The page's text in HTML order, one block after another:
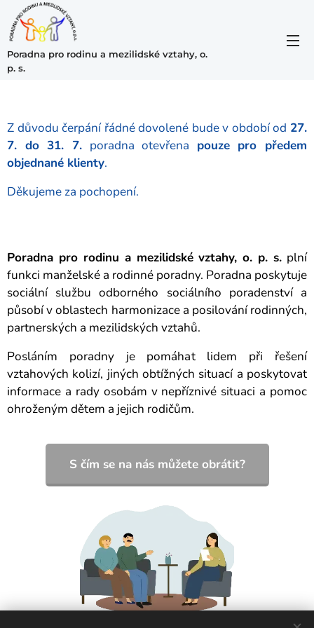
Poradna pro rodinu a mezilidské vztahy, o.
p. s.
Z důvodu čerpání řádné dovolené bude v období od 27.
7. do 31. 7.poradna otevřena pouze pro předem
objednané klienty.
Děkujeme za pochopení.
Poradna pro rodinu a mezilidské vztahy, o. p. s. plní
funkci manželské a rodinné poradny. Poradna poskytuje
sociální službu odborného sociálního poradenství a
působí v oblastech harmonizace a posilování rodinných,
partnerských a mezilidských vztahů.
Posláním poradny je pomáhat lidem při řešení
vztahových kolizí, jiných obtížných situací a poskytovat
informace a rady osobám v nepříznivé situaci a pomoc
ohroženým dětem a jejich rodičům.
S čím se na nás můžete obrátit?